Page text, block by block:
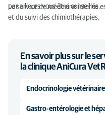
par ailleurs vous être conseillés.
Le service de médecine interne
et du suivi des chimiothérapies.
En savoir plus sur le
la clinique AniCura
Endocrinologie vétérinaire
Gastro-entérologie et